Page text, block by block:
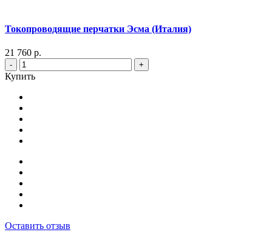
Токопроводящие перчатки Эсма (Италия)
21 760 р.
- +
Купить
Оставить отзыв